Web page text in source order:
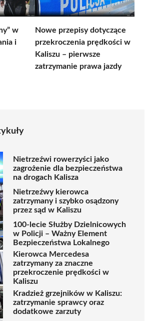
w
i
Nowe przepisy dotyczące
przekroczenia prędkości w
Kaliszu – pierwsze
zatrzymanie prawa jazdy
Nietrzeźwi rowerzyści jako
zagrożenie dla bezpieczeństwa
na drogach Kalisza
Nietrzeźwy kierowca
zatrzymany i szybko osądzony
przez sąd w Kaliszu
100-lecie Służby Dzielnicowych
w Policji – Ważny Element
Bezpieczeństwa Lokalnego
Kierowca Mercedesa
zatrzymany za znaczne
przekroczenie prędkości w
Kaliszu
Kradzież grzejników w Kaliszu:
zatrzymanie sprawcy oraz
dodatkowe zarzuty